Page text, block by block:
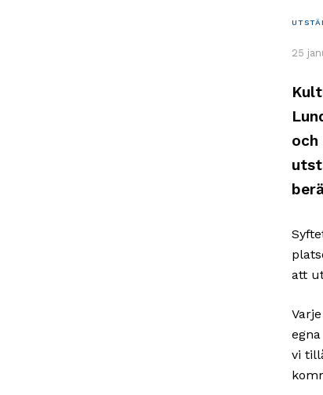
25
och
att
vi